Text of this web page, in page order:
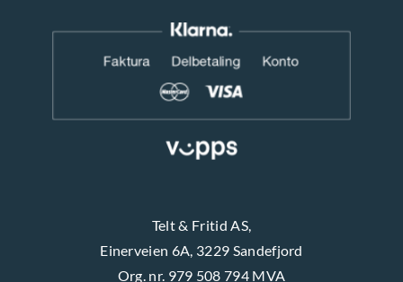
Telt & Fritid AS,
Einerveien 6A, 3229 Sandefjord
Org. nr. 979 508 794 MVA